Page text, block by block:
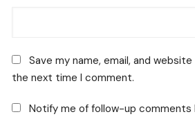
Save my name, email, and
the next time I comment.
Notify me of follow-up comments